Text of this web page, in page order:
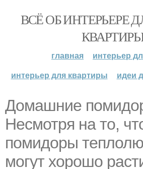
ВСЁ ОБ ИНТЕРЬЕРЕ
главная
интерьер
интерьер для квартиры
идеи
Домашние
Несмотря на то,
помидоры
могут хорошо